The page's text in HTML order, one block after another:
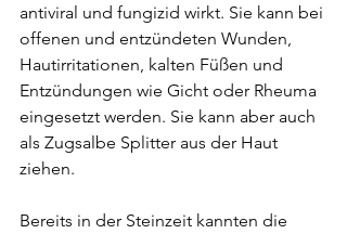
antiviral und fungizid wirkt. Sie kann bei
offenen und entzündeten Wunden,
Hautirritationen, kalten Füßen und
Entzündungen wie Gicht oder Rheuma
eingesetzt werden. Sie kann aber auch
als Zugsalbe Splitter aus der Haut
ziehen.
Bereits in der Steinzeit kannten die